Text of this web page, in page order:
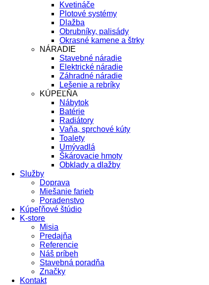
Kvetináče
Plotové systémy
Dlažba
Obrubníky, palisády
Okrasné kamene a štrky
NÁRADIE
Stavebné náradie
Elektrické náradie
Záhradné náradie
Lešenie a rebríky
KÚPEĽŇA
Nábytok
Batérie
Radiátory
Vaňa, sprchové kúty
Toalety
Umývadlá
Škárovacie hmoty
Obklady a dlažby
Služby
Doprava
Miešanie farieb
Poradenstvo
Kúpeľňové štúdio
K-store
Misia
Predajňa
Referencie
Náš príbeh
Stavebná poradňa
Značky
Kontakt